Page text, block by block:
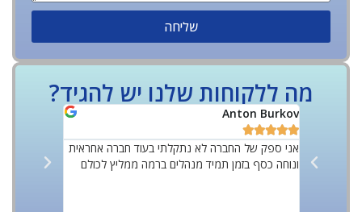
שליחה
מה ללקוחות שלנו יש להגיד?
Anton Burkov





אני ספק של החברה לא נתקלתי בעוד חברה אחראית
ונוחה כסף בזמן תמיד מנהלים ברמה ממליץ לכולם
ביותר